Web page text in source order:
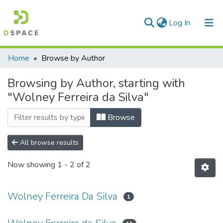
Log In (current)
Communities & Collections
All of DSpace
Home Browse by Author
Browsing by Author, starting with
"Wolney Ferreira da Silva"
Browse
All browse results
Now showing 1 - 2 of 2
Wolney Ferreira Da Silva 1